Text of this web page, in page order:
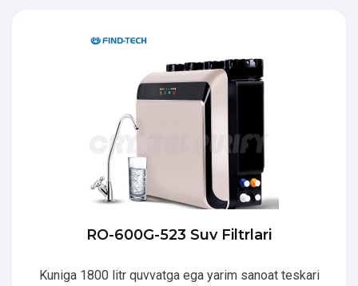
RO-600G-523 Suv Filtrlari
Kuniga 1800 litr quvvatga ega yarim sanoat teskari